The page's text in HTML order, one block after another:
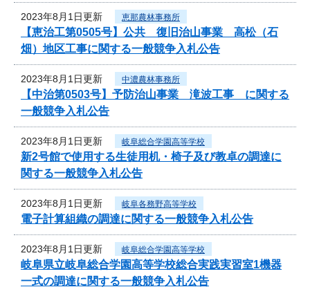
2023年8月1日更新 恵那農林事務所
【恵治工第0505号】公共 復旧治山事業 高松（石
畑）地区工事に関する一般競争入札公告
2023年8月1日更新 中濃農林事務所
【中治第0503号】予防治山事業 滝波工事 に関する
一般競争入札公告
2023年8月1日更新 岐阜総合学園高等学校
新2号館で使用する生徒用机・椅子及び教卓の調達に
関する一般競争入札公告
2023年8月1日更新 岐阜各務野高等学校
電子計算組織の調達に関する一般競争入札公告
2023年8月1日更新 岐阜総合学園高等学校
岐阜県立岐阜総合学園高等学校総合実践実習室1機器
一式の調達に関する一般競争入札公告